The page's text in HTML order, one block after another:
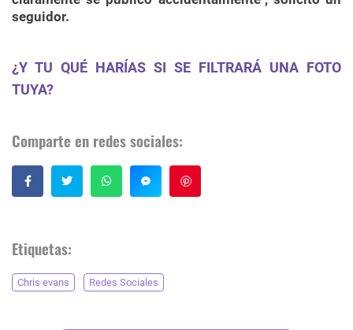
seguidor.
¿Y TU QUÉ HARÍAS SI SE FILTRARÁ UNA FOTO
TUYA?
Comparte en redes sociales:
Etiquetas:
Chris evans Redes Sociales